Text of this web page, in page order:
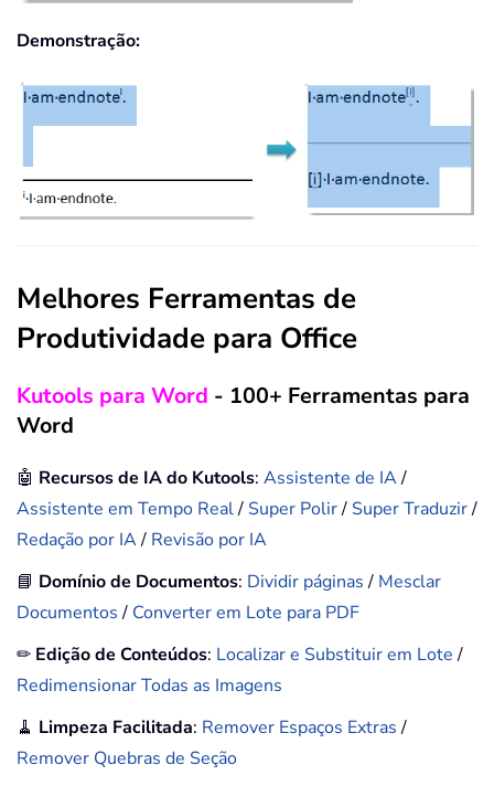
Demonstração:
Melhores Ferramentas de
Produtividade para Office
Kutools para Word - 100+ Ferramentas para
Word
🤖 Recursos de IA do Kutools: Assistente de IA/
Assistente em Tempo Real/ Super Polir/ Super Traduzir/
Redação por IA/ Revisão por IA
📘 Domínio de Documentos: Dividir páginas/ Mesclar
Documentos/ Converter em Lote para PDF
✏ Edição de Conteúdos: Localizar e Substituir em Lote/
Redimensionar Todas as Imagens
🧹 Limpeza Facilitada: Remover Espaços Extras/
Remover Quebras de Seção